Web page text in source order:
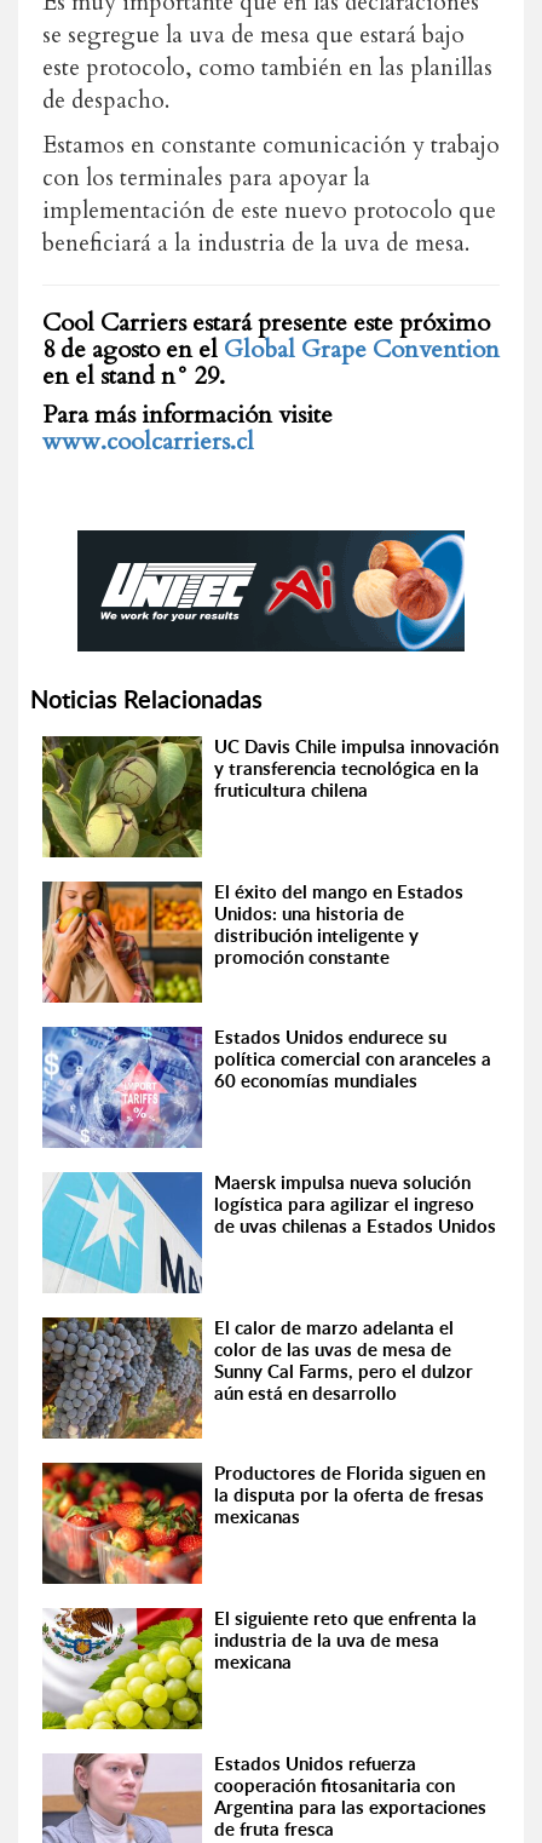
se segregue la uva de mesa que estará bajo
este protocolo, como también en las planillas
de despacho.
Estamos en constante comunicación y trabajo
con los terminales para apoyar la
implementación de este nuevo protocolo que
beneficiará a la industria de la uva de mesa.
Cool Carriers estará presente este próximo
8 de agosto en el Global Grape Convention
en el stand n° 29.
Para más información visite
www.coolcarriers.cl
Noticias Relacionadas
UC Davis Chile impulsa innovación
y transferencia tecnológica en la
fruticultura chilena
El éxito del mango en Estados
Unidos: una historia de
distribución inteligente y
promoción constante
Estados Unidos endurece su
política comercial con aranceles a
60 economías mundiales
Maersk impulsa nueva solución
logística para agilizar el ingreso
de uvas chilenas a Estados Unidos
El calor de marzo adelanta el
color de las uvas de mesa de
Sunny Cal Farms, pero el dulzor
aún está en desarrollo
Productores de Florida siguen en
la disputa por la oferta de fresas
mexicanas
El siguiente reto que enfrenta la
industria de la uva de mesa
mexicana
Estados Unidos refuerza
cooperación fitosanitaria con
Argentina para las exportaciones
de fruta fresca